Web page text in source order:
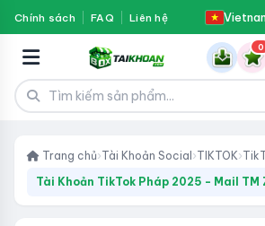
Chính sách FAQ Liên hệ
0
Trang chủ›Tài Khoản Social ›TIKTOK›
Tài Khoản TikTok Pháp 2025 - Mail TM